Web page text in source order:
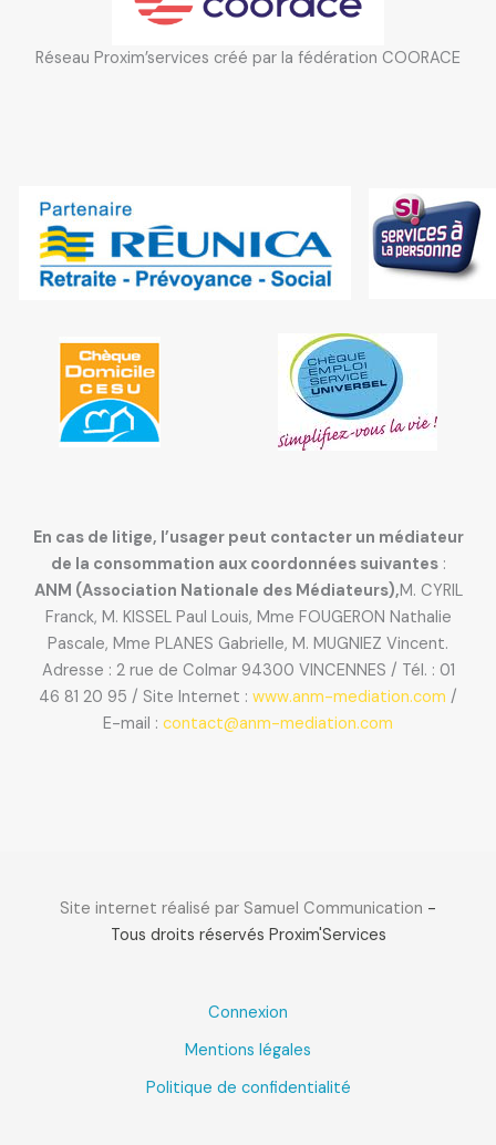
Réseau Proxim’services créé par la fédération COORACE
En cas de litige, l’usager peut contacter un médiateur
de la consommation aux coordonnées suivantes:
ANM (Association Nationale des Médiateurs),M. CYRIL
Franck, M. KISSEL Paul Louis, Mme FOUGERON Nathalie
Pascale, Mme PLANES Gabrielle, M. MUGNIEZ Vincent.
Adresse : 2 rue de Colmar 94300 VINCENNES / Tél. : 01
46 81 20 95 / Site Internet : www.anm-mediation.com /
E-mail : contact@anm-mediation.com
Site internet réalisé par Samuel Communication -
Tous droits réservés Proxim'Services
Connexion
Mentions légales
Politique de confidentialité